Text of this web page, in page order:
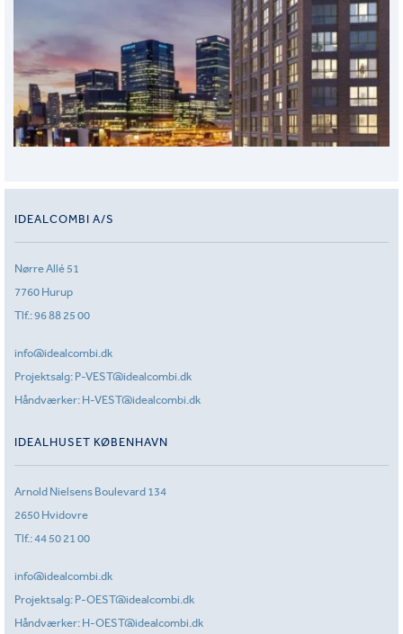
IDEALCOMBI A/S
Nørre Allé 51
7760 Hurup
Tlf.:96 88 25 00
info@idealcombi.dk
Projektsalg: P-VEST@idealcombi.dk
Håndværker: H-VEST@idealcombi.dk
IDEALHUSET KØBENHAVN
Arnold Nielsens Boulevard 134
2650 Hvidovre
Tlf.:44 50 21 00
info@idealcombi.dk
Projektsalg: P-OEST@idealcombi.dk
Håndværker: H-OEST@idealcombi.dk